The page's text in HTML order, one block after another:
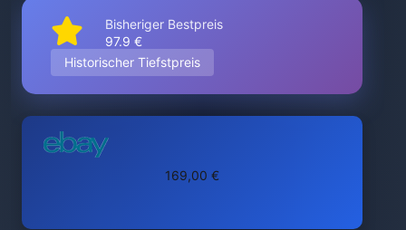
Bisheriger Bestpreis
97.9 €
Historischer Tiefstpreis
169,00 €